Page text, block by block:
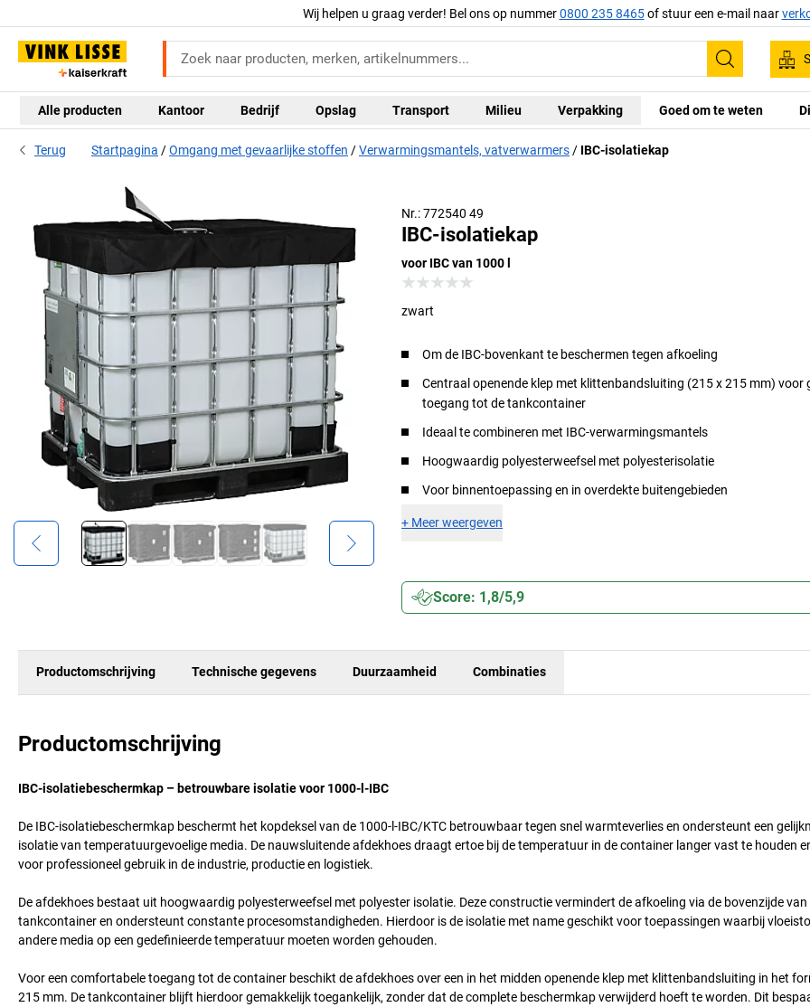
Wij helpen u graag verder! Bel ons op nummer0800 235 8465of stuur een e-mail naar
Zoeken
Alle producten Kantoor Bedrijf Opslag Transport Milieu Verpakking Goed om te weten
Terug Startpagina Omgang met gevaarlijke stoffen Verwarmingsmantels, vatverwarmers IBC-isolatiekap
Nr.: 772540 49
IBC-isolatiekap
voor IBC van 1000 l
zwart
Om de IBC-bovenkant te beschermen tegen afkoeling
Centraal openende klep met klittenbandsluiting (215 x 215 mm) voor
toegang tot de tankcontainer
Ideaal te combineren met IBC-verwarmingsmantels
Hoogwaardig polyesterweefsel met polyesterisolatie
Voor binnentoepassing en in overdekte buitengebieden
+ Meer weergeven
Score: 1,8/5,9
Productomschrijving Technische gegevens Duurzaamheid Combinaties
Productomschrijving
IBC-isolatiebeschermkap – betrouwbare isolatie voor 1000-l-IBC
De IBC-isolatiebeschermkap beschermt het kopdeksel van de 1000-l-IBC/KTC betrouwbaar tegen snel warmteverlies en ondersteunt een
isolatie van temperatuurgevoelige media. De nauwsluitende afdekhoes draagt ertoe bij de temperatuur in de container langer vast te houden
voor professioneel gebruik in de industrie, productie en logistiek.
De afdekhoes bestaat uit hoogwaardig polyesterweefsel met polyester isolatie. Deze constructie vermindert de afkoeling via de bovenzijde van
tankcontainer en ondersteunt constante procesomstandigheden. Hierdoor is de isolatie met name geschikt voor toepassingen waarbij
andere media op een gedefinieerde temperatuur moeten worden gehouden.
Voor een comfortabele toegang tot de container beschikt de afdekhoes over een in het midden openende klep met klittenbandsluiting in het
215 mm. De tankcontainer blijft hierdoor gemakkelijk toegankelijk, zonder dat de complete beschermkap verwijderd hoeft te worden. Dit